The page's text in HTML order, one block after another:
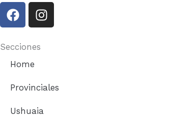
F
a
e
b
o
o
I
n
r
m
Secciones
Home
Provinciales
Ushuaia